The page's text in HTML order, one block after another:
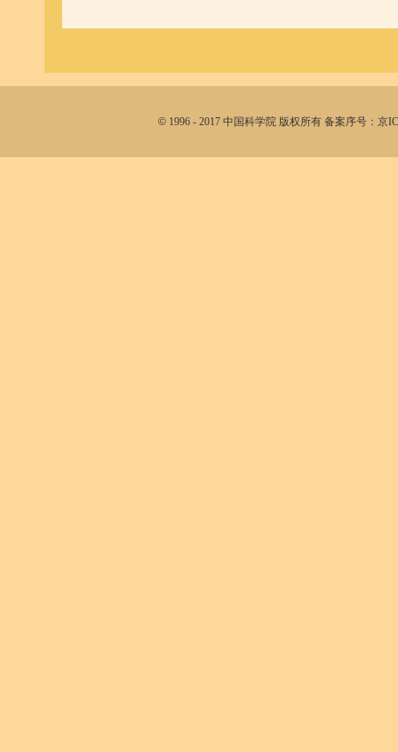
© 1996 - 2017 中国科学院 版权所有 备案序号：京